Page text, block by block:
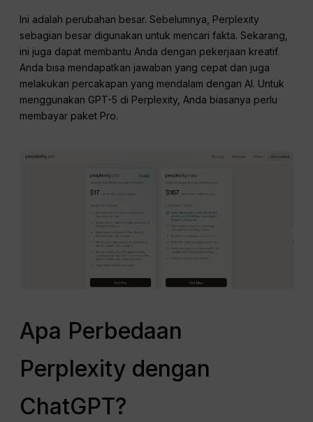
Ini adalah perubahan besar. Sebelumnya, Perplexity
sebagian besar digunakan untuk mencari fakta. Sekarang,
ini juga dapat membantu Anda dengan pekerjaan kreatif.
Anda bisa mendapatkan jawaban yang cepat dan juga
melakukan percakapan yang mendalam dengan AI. Untuk
menggunakan GPT-5 di Perplexity, Anda biasanya perlu
membayar paket Pro.
Apa Perbedaan
Perplexity dengan
ChatGPT?